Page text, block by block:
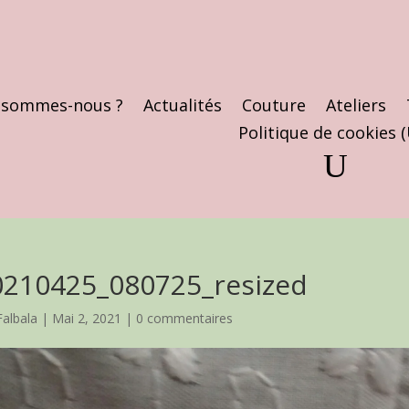
nous ? Actualités Couture Ateliers
Politique de cookies
| Mai 2, 2021 | 0 commentaires